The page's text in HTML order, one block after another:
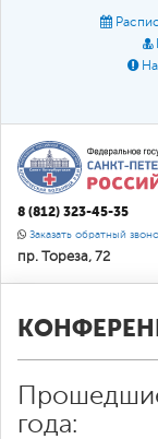
8 (812) 323-45-35
Заказать обратный
пр. Тореза, 72
года: